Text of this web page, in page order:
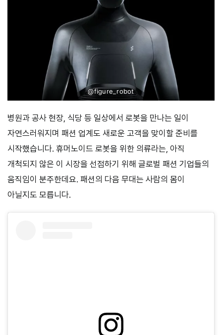
@figure_robot
병원과 공사 현장, 식당 등 일상에서 로봇을 만나는 일이
자연스러워지며 패션 업계도 새로운 고객을 맞이할 준비를
시작했습니다. 휴머노이드 로봇을 위한 의류라는, 아직
개척되지 않은 이 시장을 선점하기 위해 글로벌 패션 기업들의
움직임이 분주한데요. 패션의 다음 무대는 사람의 몸이
아닐지도 모릅니다.